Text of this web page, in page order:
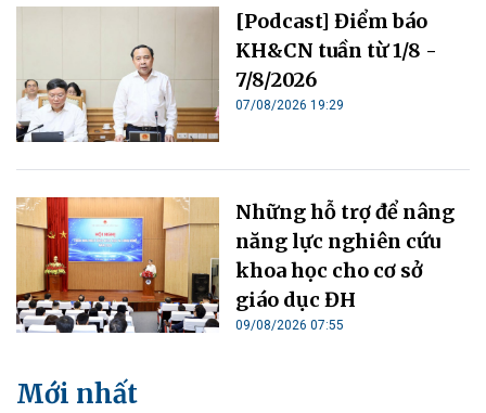
[Podcast] Điểm báo
KH&CN tuần từ 1/8 -
7/8/2026
07/08/2026 19:29
Những hỗ trợ để nâng
năng lực nghiên cứu
khoa học cho cơ sở
giáo dục ĐH
09/08/2026 07:55
Mới nhất